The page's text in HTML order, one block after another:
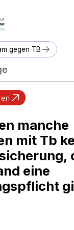
gegen TB
manche
mit Tb
eine